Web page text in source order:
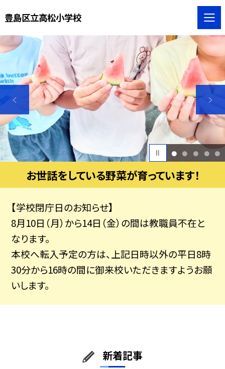
豊島区立高松小学校
1 2 3 4 5
お世話をしている野菜が育っています！
【学校閉庁日のお知らせ】
8月10日（月）から14日（金）の間は教職員不在と
なります。
本校へ転入予定の方は、上記日時以外の平日8時
30分から16時の間に御来校いただきますようお願
いします。
新着記事